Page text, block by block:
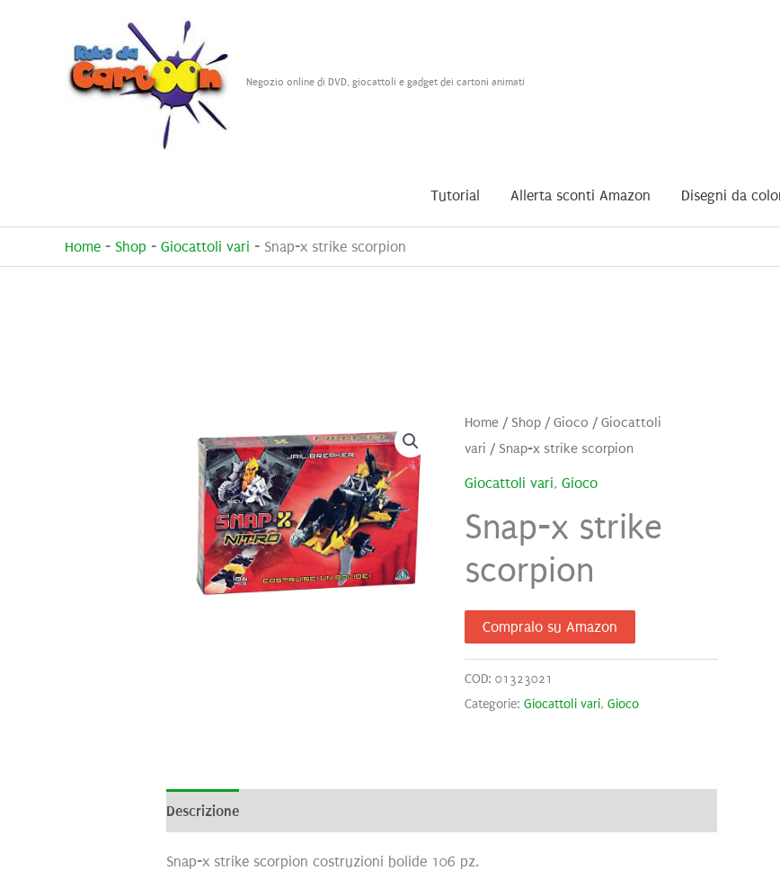
Negozio online di DVD, giocattoli e gadget dei cartoni animati
Tutorial Allerta sconti Amazon Disegni da
Home - Shop - Giocattoli vari - Snap-x strike scorpion
Home/ Shop/ Gioco / Giocattoli
vari / Snap-x strike scorpion
Giocattoli vari, Gioco
Snap-x strike
scorpion
Compralo su Amazon
COD: 01323021
Categorie: Giocattoli vari, Gioco
Descrizione
Snap-x strike scorpion costruzioni bolide 106 pz.